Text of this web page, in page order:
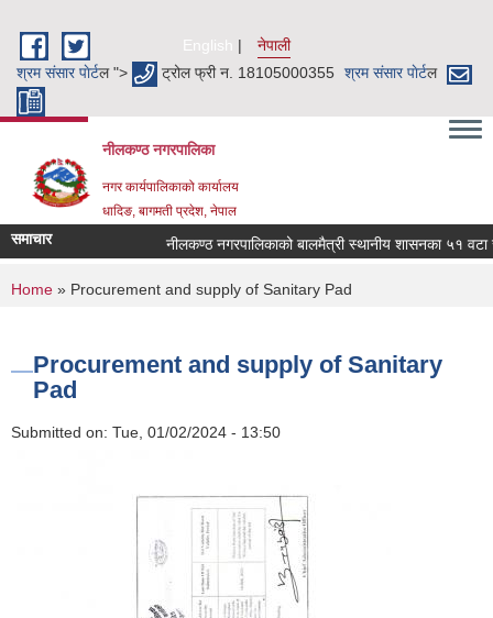
English
नेपाली
श्रम संसार पाेर्टल "> ट्रोल फ्री न. 18105000355 श्रम संसार पाेर्टल
नीलकण्ठ नगरपालिका
नगर कार्यपालिकाको कार्यालय
धादिङ, बागमती प्रदेश, नेपाल
समाचार नीलकण्ठ नगरपालिकाको बालमैत्री स्थानीय शासनका ५१ वटा
You are here
Home » Procurement and supply of Sanitary Pad
Procurement and supply of Sanitary
Pad
Submitted on: Tue, 01/02/2024 - 13:50